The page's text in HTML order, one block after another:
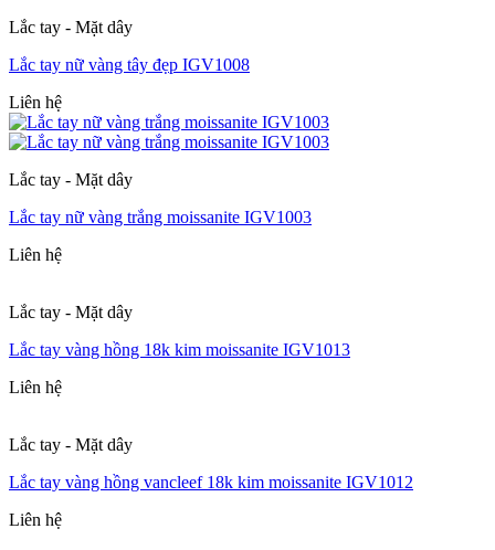
Lắc tay - Mặt dây
Lắc tay nữ vàng tây đẹp IGV1008
Liên hệ
Lắc tay - Mặt dây
Lắc tay nữ vàng trắng moissanite IGV1003
Liên hệ
Lắc tay - Mặt dây
Lắc tay vàng hồng 18k kim moissanite IGV1013
Liên hệ
Lắc tay - Mặt dây
Lắc tay vàng hồng vancleef 18k kim moissanite IGV1012
Liên hệ